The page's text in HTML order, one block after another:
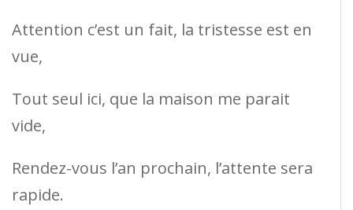
Attention c’est un fait, la tristesse est en
vue,
Tout seul ici, que la maison me parait
vide,
Rendez-vous l’an prochain, l’attente sera
rapide.